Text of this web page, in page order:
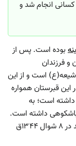
انجام شد و
بوده است. پس از
و فرزندان
شیعه(ع) است و از این
قبرستان همواره
است؛ به
باشکوهی داشته است.
وقتی وهابیان و آل سعود بر حجاز تسلط یافتند در ۸ شوال ۱۳۴۴ق